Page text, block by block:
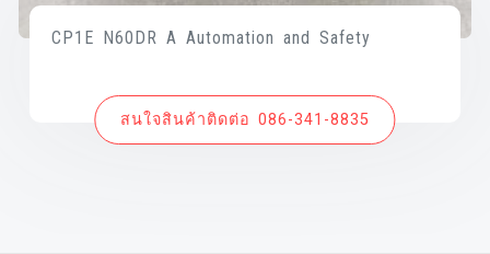
CP1E N60DR A Automation and Safety
สนใจสินค้าติดต่อ 086-341-8835